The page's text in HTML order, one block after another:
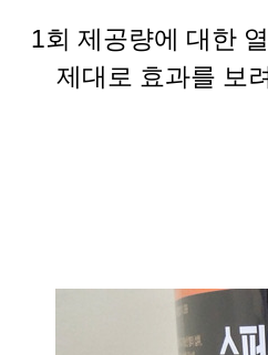
1회 제공량에 대한
제대로 효과를 보